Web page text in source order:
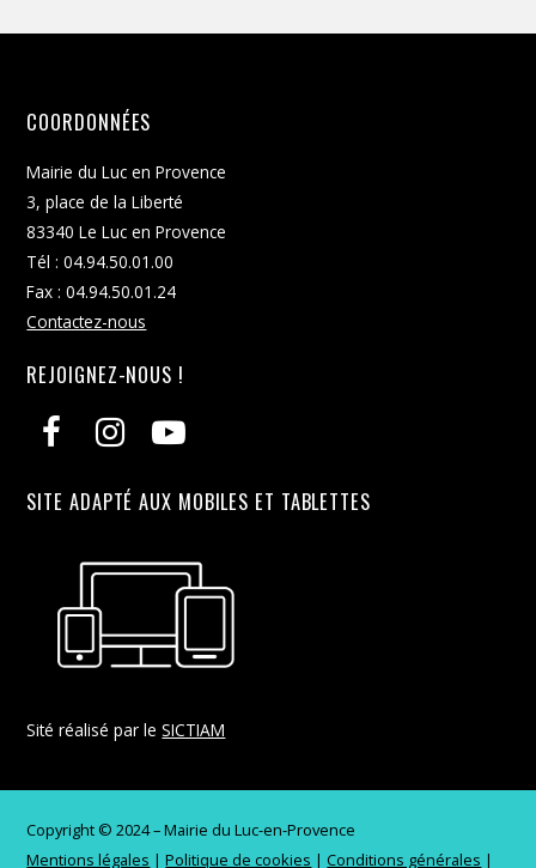
COORDONNÉES
Mairie du Luc en Provence
3, place de la Liberté
83340 Le Luc en Provence
Tél : 04.94.50.01.00
Fax : 04.94.50.01.24
Contactez-nous
REJOIGNEZ-NOUS !
SITE ADAPTÉ AUX MOBILES ET TABLETTES
Sité réalisé par leSICTIAM
Copyright © 2024 – Mairie du Luc-en-Provence
Mentions légales |Politique de cookies | Conditions générales |